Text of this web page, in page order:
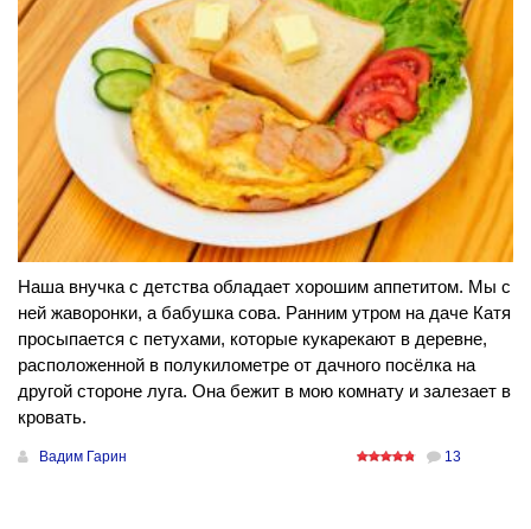
Наша внучка с детства обладает хорошим аппетитом. Мы с
ней жаворонки, а бабушка сова. Ранним утром на даче Катя
просыпается с петухами, которые кукарекают в деревне,
расположенной в полукилометре от дачного посёлка на
другой стороне луга. Она бежит в мою комнату и залезает в
кровать.
Вадим Гарин 13